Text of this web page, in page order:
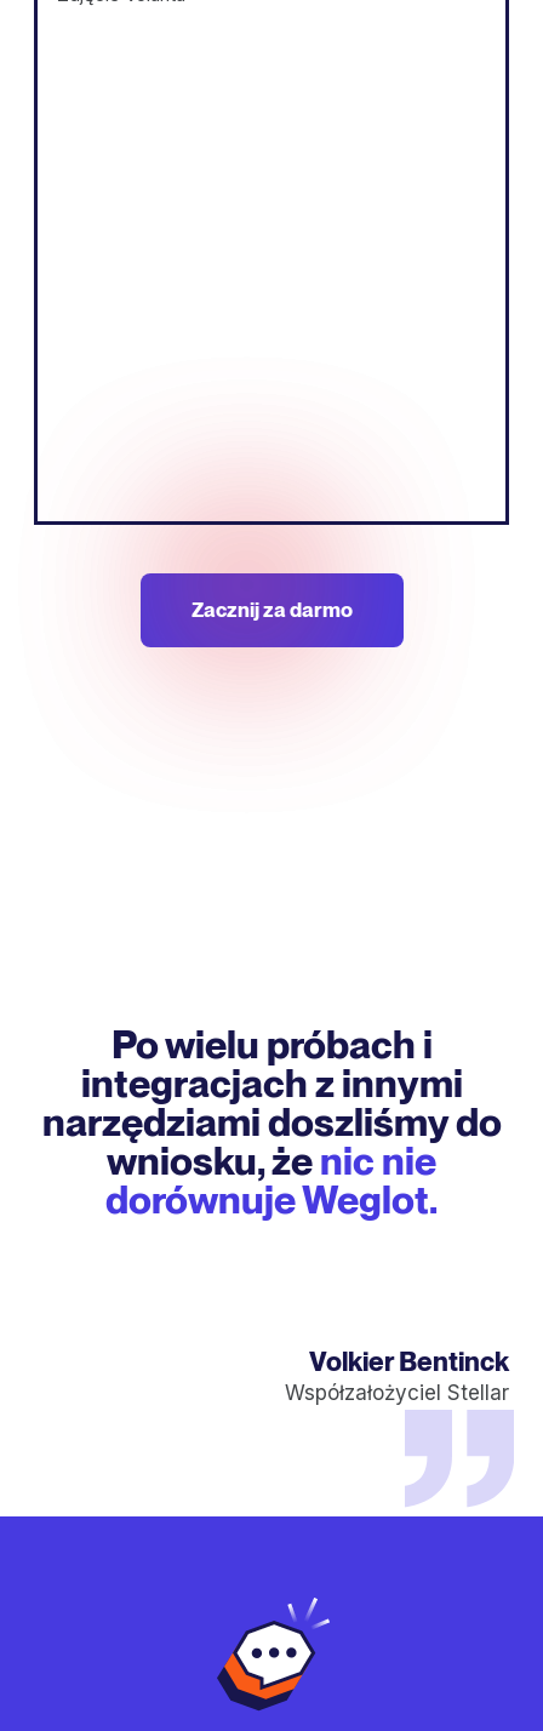
Zacznij za darmo
Po wielu próbach i
integracjach z innymi
narzędziami doszliśmy do
wniosku, żenic nie
dorównuje Weglot.
Volkier Bentinck
Współzałożyciel Stellar